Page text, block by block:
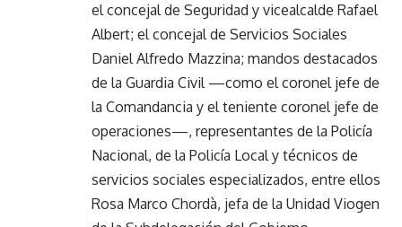
el concejal de Seguridad y vicealcalde Rafael
Albert; el concejal de Servicios Sociales
Daniel Alfredo Mazzina; mandos destacados
de la Guardia Civil —como el coronel jefe de
la Comandancia y el teniente coronel jefe de
operaciones—, representantes de la Policía
Nacional, de la Policía Local y técnicos de
servicios sociales especializados, entre ellos
Rosa Marco Chordà, jefa de la Unidad Viogen